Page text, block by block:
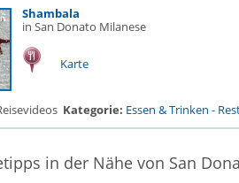
Shambala
in San Donato Milanese
Karte
Kategorie: Essen & Trinken -
in der Nähe von San